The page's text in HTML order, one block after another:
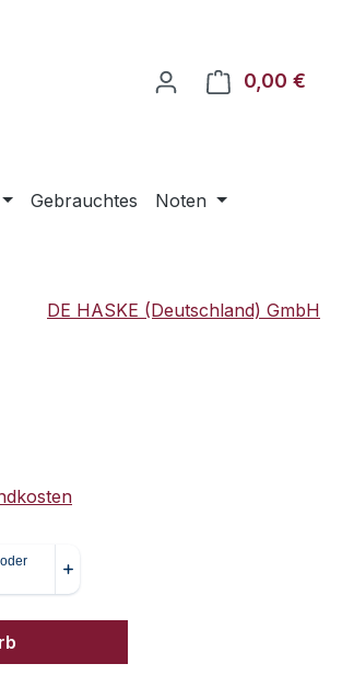
0,00 €
Gebrauchtes
Noten
DE HASKE (Deutschland) GmbH